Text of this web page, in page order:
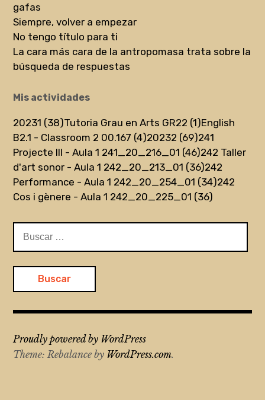
gafas
Siempre, volver a empezar
No tengo título para ti
La cara más cara de la antropomasa trata sobre la
búsqueda de respuestas
Mis actividades
20231 (38)Tutoria Grau en Arts GR22 (1)English
B2.1 - Classroom 2 00.167 (4)20232 (69)241
Projecte III - Aula 1 241_20_216_01 (46)242 Taller
d'art sonor - Aula 1 242_20_213_01 (36)242
Performance - Aula 1 242_20_254_01 (34)242
Cos i gènere - Aula 1 242_20_225_01 (36)
Proudly powered by WordPress
Theme: Rebalance by WordPress.com.